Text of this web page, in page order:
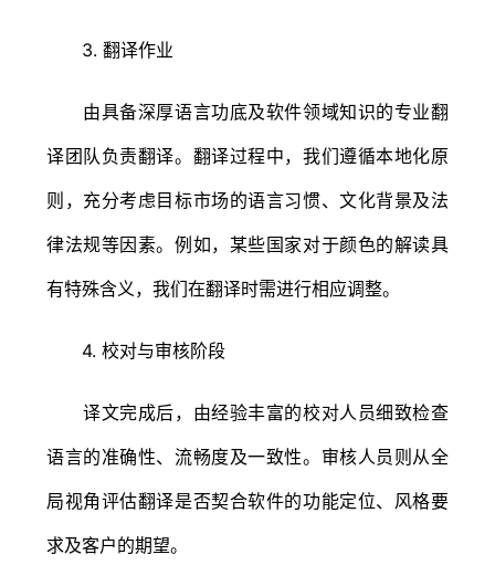
3. 翻译作业
由具备深厚语言功底及软件领域知识的专业翻
译团队负责翻译。翻译过程中，我们遵循本地化原
则，充分考虑目标市场的语言习惯、文化背景及法
律法规等因素。例如，某些国家对于颜色的解读具
有特殊含义，我们在翻译时需进行相应调整。
4. 校对与审核阶段
译文完成后，由经验丰富的校对人员细致检查
语言的准确性、流畅度及一致性。审核人员则从全
局视角评估翻译是否契合软件的功能定位、风格要
求及客户的期望。